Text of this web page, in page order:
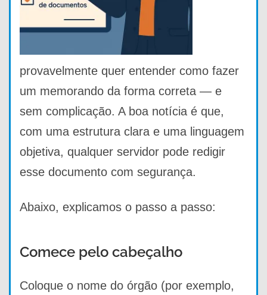
provavelmente quer entender como fazer
um memorando da forma correta — e
sem complicação. A boa notícia é que,
com uma estrutura clara e uma linguagem
objetiva, qualquer servidor pode redigir
esse documento com segurança.
Abaixo, explicamos o passo a passo:
Comece pelo cabeçalho
Coloque o nome do órgão (por exemplo,